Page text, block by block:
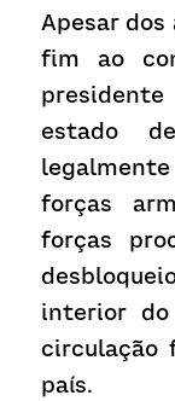
Apesar
fim ao
estado
forças
forças
interior
circulação
país.